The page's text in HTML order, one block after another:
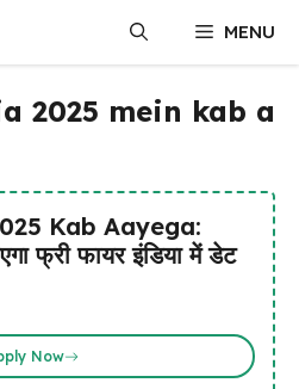
MENU
2025 mein kab a
Kab Aayega:
फ्री फायर इंडिया में डेट
Now